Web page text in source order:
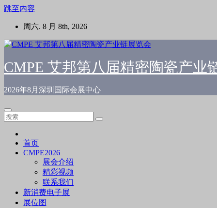
跳至内容
周六. 8 月 8th, 2026
CMPE 艾邦第八届精密陶瓷产业
2026年8月深圳国际会展中心
首页
CMPE2026
展会介绍
精彩视频
联系我们
新消费电子展
展位图